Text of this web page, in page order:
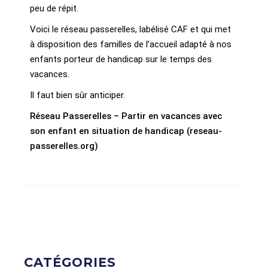
peu de répit.
Voici le réseau passerelles, labélisé CAF et qui met
à disposition des familles de l’accueil adapté à nos
enfants porteur de handicap sur le temps des
vacances.
Il faut bien sûr anticiper.
Réseau Passerelles – Partir en vacances avec
son enfant en situation de handicap (reseau-
passerelles.org)
CATÉGORIES